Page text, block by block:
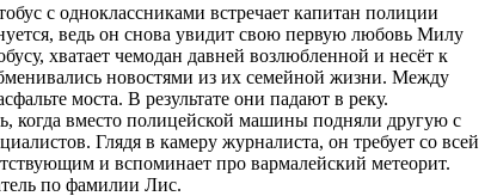
с одноклассниками встречает капитан полиции
ведь он снова увидит свою первую любовь Милу
хватает чемодан давней возлюбленной и несёт к
новостями из их семейной жизни. Между
моста. В результате они падают в реку.
когда вместо полицейской машины подняли другую с
Глядя в камеру журналиста, он требует со всей
и вспоминает про вармалейский метеорит.
по фамилии Лис.